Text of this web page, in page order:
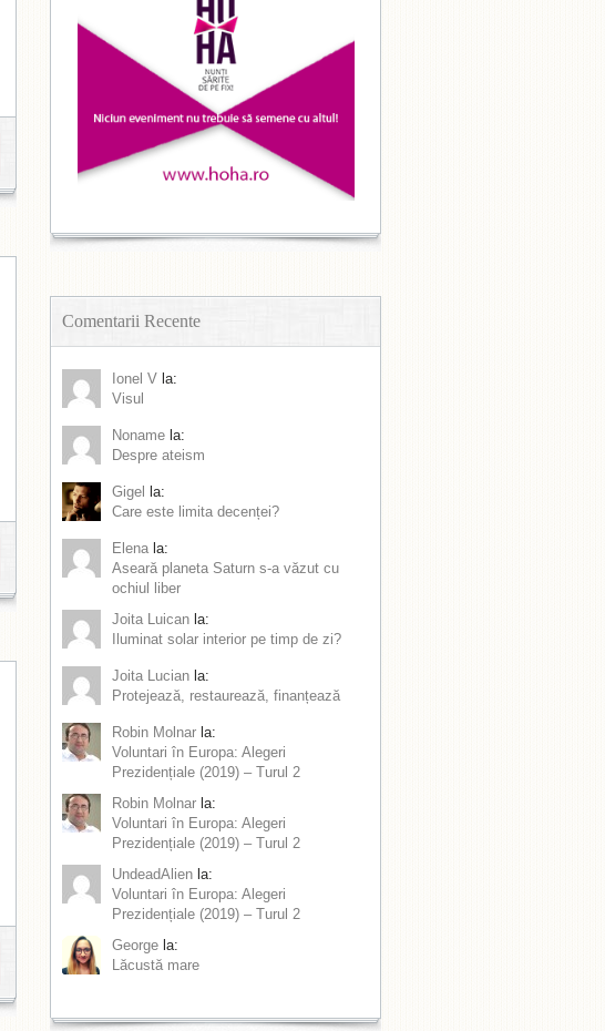
Comentarii Recente
Ionel V la:
Visul
Noname la:
Despre ateism
Gigel
la:
Care este limita decenței?
Elena la:
Aseară planeta Saturn s-a văzut cu
ochiul liber
Joita Luican la:
Iluminat solar interior pe timp de zi?
Joita Lucian la:
Protejează, restaurează, finanțează
Robin Molnar la:
Voluntari în Europa: Alegeri
Prezidențiale (2019) – Turul 2
Robin Molnar la:
Voluntari în Europa: Alegeri
Prezidențiale (2019) – Turul 2
UndeadAlien la:
Voluntari în Europa: Alegeri
Prezidențiale (2019) – Turul 2
George la:
Lăcustă mare